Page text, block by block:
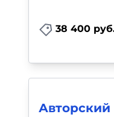
38 400